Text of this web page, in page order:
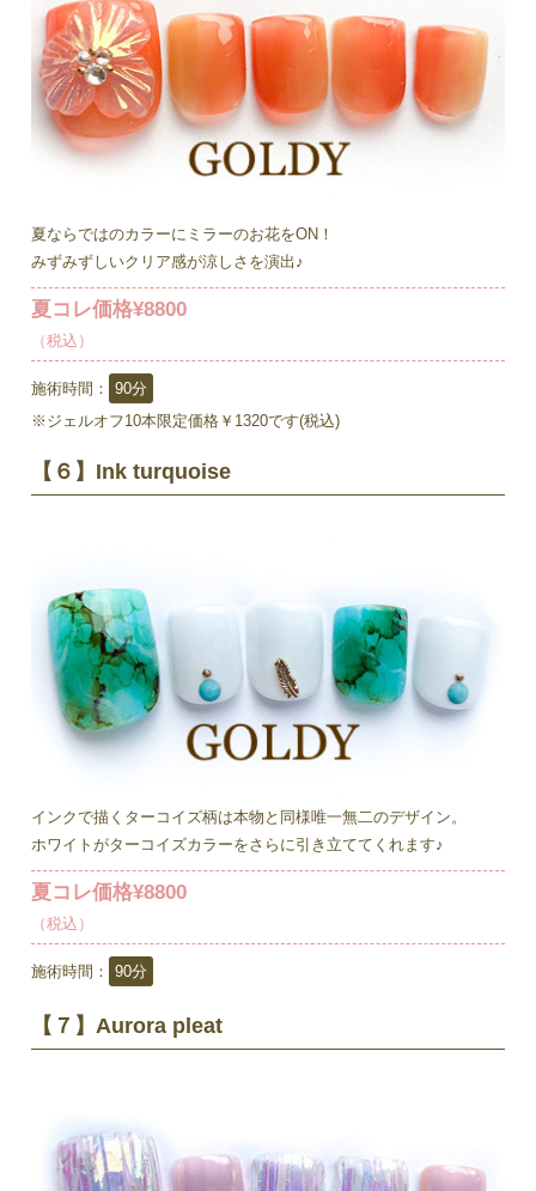
夏ならではのカラーにミラーのお花をON！
みずみずしいクリア感が涼しさを演出♪
夏コレ価格¥8800
（税込）
施術時間：
90分
※ジェルオフ10本限定価格￥1320です(税込)
【６】Ink turquoise
インクで描くターコイズ柄は本物と同様唯一無二のデザイン。
ホワイトがターコイズカラーをさらに引き立ててくれます♪
夏コレ価格¥8800
（税込）
施術時間： 90分
【７】Aurora pleat